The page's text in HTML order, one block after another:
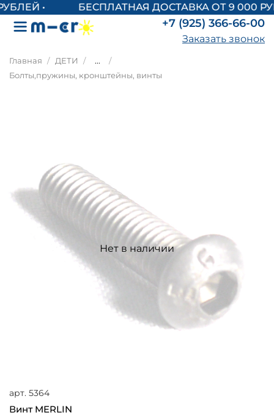
БЕСПЛАТНАЯ ДОСТАВКА ОТ 9 000
+7 (925) 366-66-00
Заказать звонок
Главная ДЕТИ
...
Болты,пружины, кронштейны, винты
Нет в наличии
арт. 5364
Винт MERLIN